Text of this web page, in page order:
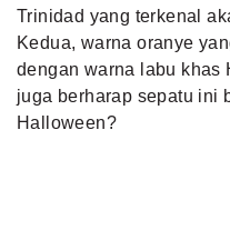
Trinidad yang terkenal
Kedua, warna oranye
dengan warna labu khas
juga berharap sepatu ini
Halloween?